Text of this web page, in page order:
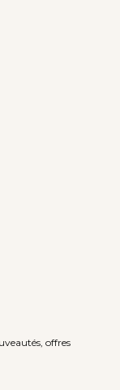
offres